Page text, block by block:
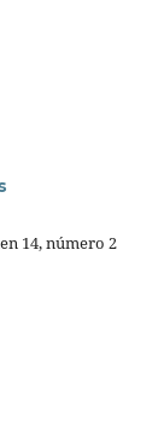
14, número 2